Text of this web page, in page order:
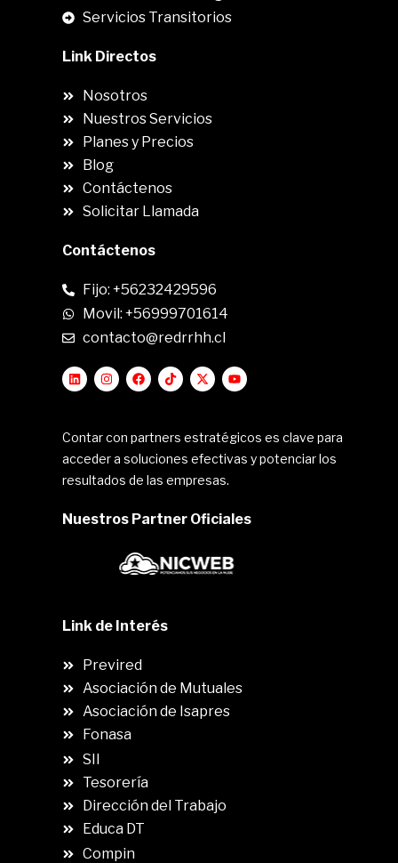
Servicios Transitorios
Link Directos
Nosotros
Nuestros Servicios
Planes y Precios
Blog
Contáctenos
Solicitar Llamada
Contáctenos
Fijo: +56232429596
Movil: +56999701614
contacto@redrrhh.cl
Contar con partners estratégicos es clave para
acceder a soluciones efectivas y potenciar los
resultados de las empresas.
Nuestros Partner Oficiales
Link de Interés
Previred
Asociación de Mutuales
Asociación de Isapres
Fonasa
SII
Tesorería
Dirección del Trabajo
Educa DT
Compin